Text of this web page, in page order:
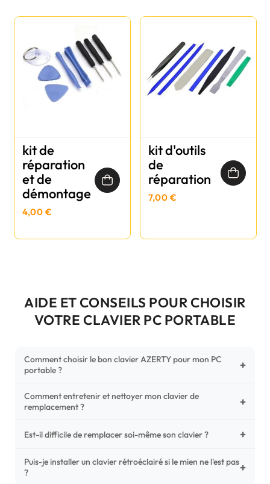
kit de
réparation
et de
démontage
4,00 €
kit d'outils
de
réparation
7,00 €
AIDE ET CONSEILS POUR CHOISIR
VOTRE CLAVIER PC PORTABLE
Comment choisir le bon clavier AZERTY pour mon PC
portable ?
+
Pour ne pas vous tromper, vérifiez trois points critiques sur
votre clavier d'origine : la disposition (AZERTY Français), la
photos HD) et l'emplacement des fixations (vis ou clips) au
Comment entretenir et nettoyer mon clavier de
remplacement ?
+
Un entretien régulier prolonge la vie de vos touches.
poussières sous les mécanismes. Pour le nettoyage,
privilégiez un chiffon microfibre très légèrement humide.
Est-il difficile de remplacer soi-même son clavier ? +
C'est une réparation accessible et très économique ! La
plupart des claviers sont simplement clipsés ou maintenus
Puis-je installer un clavier rétroéclairé si le mien ne l'est pas
?
+